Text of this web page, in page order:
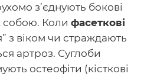
з’єднують бокові
собою. Коли фасеткові
з віком чи страждають
артроз. Суглоби
остеофіти (кісткові